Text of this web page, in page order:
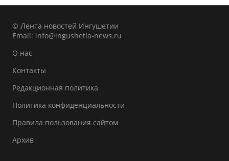
© Лента новостей Ингушетии
Email: info@ingushetia-news.ru
О нас
Контакты
Редакционная политика
Политика конфиденциальности
Правила пользования сайтом
Архив